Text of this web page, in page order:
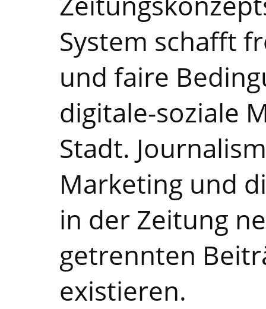
System schafft
und faire
digitale-soziale
Stadt.
Marketing und
in der Zeitung
getrennten
existieren.